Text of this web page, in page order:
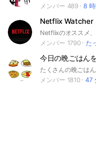
メンバー 489
8
Netflix Watcher
メンバー 1790
た
たくさんの晩ごは
メンバー 1810
47